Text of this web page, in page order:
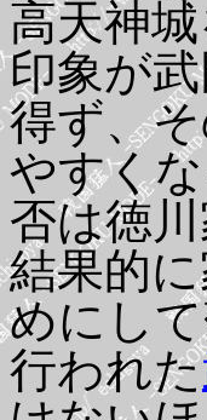
高天神
印象が
得ず、
やすく
否は徳
結果的
めにし
行われた